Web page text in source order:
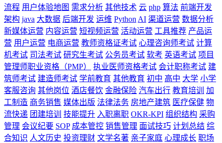
流程 用户体验地图 需求分析 其他技术 云 php 算法 前端开发
架构 java 大数据 后端开发 运维 Python AI 渠道运营 数据分析
新媒体运营 内容运营 短视频运营 活动运营 工具推荐 产品运
营 用户运营 电商运营 教师资格证考试 心理咨询师考试 计算
机考试 司法考试 研究生考试 公务员考试 软考 英语考试 项目
管理师职业资格（PMP）
执业医师资格考试 会计职称考试 建
筑师考试 建造师考试 学前教育 其他教育 初中 高中 大学 小学
客服咨询 其他岗位 酒店餐饮 金融保险 汽车出行 教育培训
加
工制造 商务销售 媒体出版 法律法务 房地产建筑 医疗保健 物
流快递 团建培训 技能提升 入职离职 OKR-KPI 组织结构 采购
管理 会议纪要 SOP 成本管控 销售管理 面试技巧 计划总结 综
合知识 人文历史 投资理财 文学名著 亲子家庭 心理成长 职场